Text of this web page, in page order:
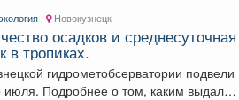
| Новокузнецк
осадков и среднесуточная
в тропиках.
гидрометобсерватории подвели
июля. Подробнее о том, каким выдался